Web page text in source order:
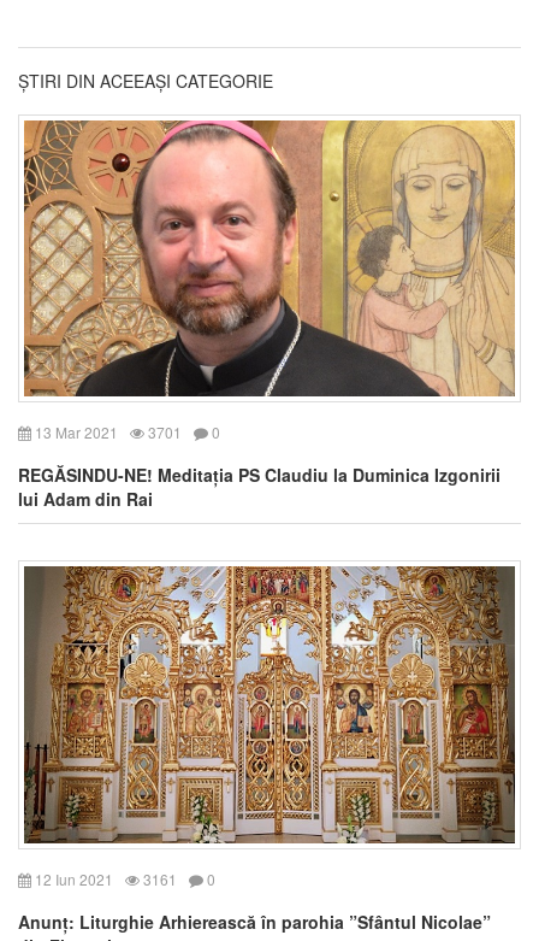
ȘTIRI DIN ACEEAȘI CATEGORIE
13 Mar 2021 3701 0
REGĂSINDU-NE! Meditația PS Claudiu la Duminica Izgonirii
lui Adam din Rai
12 Iun 2021 3161 0
Anunț: Liturghie Arhierească în parohia ”Sfântul Nicolae”